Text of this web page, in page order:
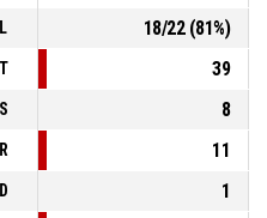
18/22(81%)
39
8
11
1